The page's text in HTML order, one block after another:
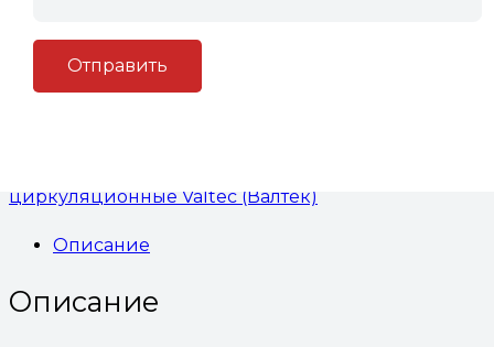
VRS 25/4-130
циркуляционные Valtec (Валтек)
Описание
Описание